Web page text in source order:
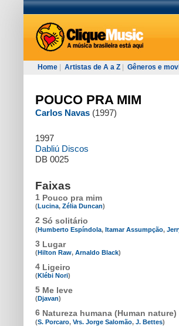
Home Artistas de A a Z Gêneros e
POUCO PRA MIM
Carlos Navas (1997)
1997
Dabliú Discos
DB 0025
Faixas
1 Pouco pra mim
(Lucina, Zélia Duncan)
2 Só solitário
(Humberto Espíndola, Itamar Assumpção,
3 Lugar
(Hilton Raw, Arnaldo Black)
4 Ligeiro
(Klébi Nori)
5 Me leve
(Djavan)
6 Natureza humana (Human nature)
(S. Porcaro, Vrs. Jorge Salomão, J. Bettes)